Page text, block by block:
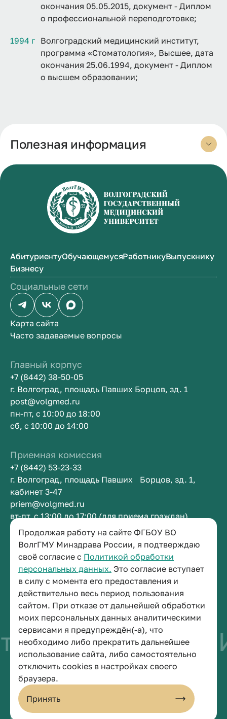
Продолжая работу на сайте ФГБОУ ВО
ВолгГМУ Минздрава России, я подтверждаю
своё согласие с Политикой обработки
персональных данных. Это согласие вступает
в силу с момента его предоставления и
действительно весь период пользования
сайтом. При отказе от дальнейшей обработки
моих персональных данных аналитическими
сервисами я предупреждён(-а), что
необходимо либо прекратить дальнейшее
использование сайта, либо самостоятельно
отключить cookies в настройках своего
браузера.
Принять
окончания 05.05.2015, документ - Диплом
о профессиональной переподготовке;
1994 г Волгоградский медицинский институт,
программа «Стоматология», Высшее, дата
окончания 25.06.1994, документ - Диплом
о высшем образовании;
Полезная информация
АбитуриентуОбучающемусяРаботникуВыпускнику
Бизнесу
Социальные сети
Карта сайта
Часто задаваемые вопросы
Главный корпус
+7 (8442) 38-50-05
г. Волгоград, площадь Павших Борцов, зд. 1
post@volgmed.ru
пн-пт, с 10:00 до 18:00
сб, с 10:00 до 14:00
Приемная комиссия
+7 (8442) 53-23-33
г. Волгоград, площадь Павших Борцов, зд. 1,
кабинет 3-47
priem@volgmed.ru
вт-пт, с 13:00 до 17:00 (для приема граждан)
Приемная ректора
+7 (8442) 38-50-05
г. Волгоград, площадь Павших Борцов, зд. 1,
кабинет 3-11
post@volgmed.ru
пн-пт, с 08.30 до 17.00 (перерыв с 12.30 до 13.00)
быть врачом
© 2026 Волгоградский государственный медицинский университет
Политика конфиденциальности
Политика по обработке персональных данных
Пользовательское соглашение